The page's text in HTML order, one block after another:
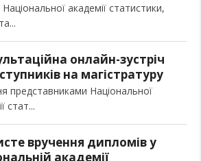
академії статистики,
онлайн-зустріч
на магістратуру
представниками Національної
стат
вручення дипломів у
академії